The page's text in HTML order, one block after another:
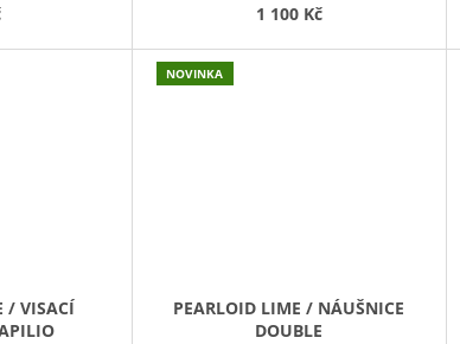
1 100 Kč
/ VISACÍ
NOVINKA
PEARLOID LIME / NÁUŠNICE
DOUBLE